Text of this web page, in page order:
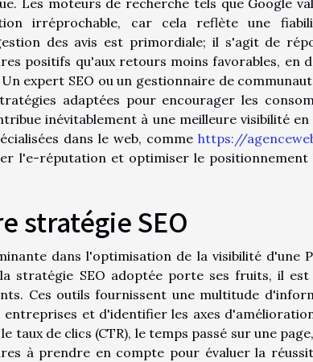
irréprochable, car cela reflète une
des avis est primordiale; il s'agit de
positifs qu'aux retours moins favorables, en
expert SEO ou un gestionnaire de
adaptées pour encourager les
inévitablement à une meilleure visibilité en
dans le web, comme https://
l'e-réputation et optimiser le positionnement
stratégie SEO
dans l'optimisation de la visibilité d'une
stratégie SEO adoptée porte ses fruits, il
Ces outils fournissent une multitude
et d'identifier les axes
taux de clics (CTR), le temps passé sur une
à prendre en compte pour évaluer la